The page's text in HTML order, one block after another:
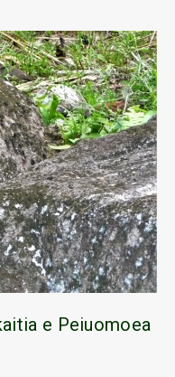
e Peiuomoea